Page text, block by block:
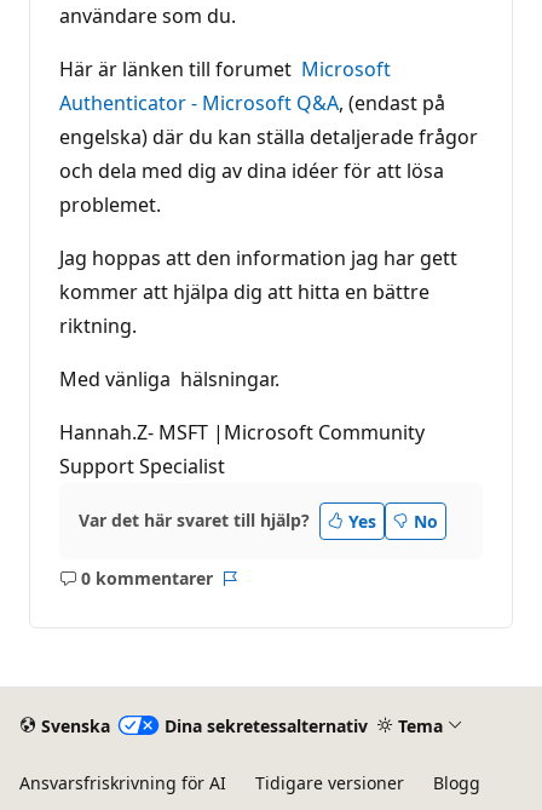
användare som du.
Här är länken till forumet Microsoft
Authenticator - Microsoft Q&A, (endast på
engelska) där du kan ställa detaljerade frågor
och dela med dig av dina idéer för att lösa
problemet.
Jag hoppas att den information jag har gett
kommer att hjälpa dig att hitta en bättre
riktning.
Med vänliga hälsningar.
Hannah.Z- MSFT |Microsoft Community
Support Specialist
Var det här svaret till hjälp? Yes No
0 kommentarer
Inga
Svenska Dina sekretessalternativ Tema
Ansvarsfriskrivning för AI Tidigare versioner
Blogg